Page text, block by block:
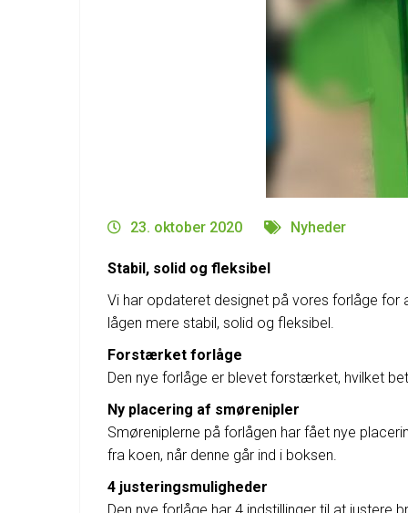
23. oktober 2020 Nyheder
Stabil, solid og fleksibel
Vi har opdateret designet på vores forlåge
lågen mere stabil, solid og fleksibel.
Forstærket forlåge
Den nye forlåge er blevet forstærket, hvilket
Ny placering af smørenipler
Smøreniplerne på forlågen har fået nye
fra koen, når denne går ind i boksen.
4 justeringsmuligheder